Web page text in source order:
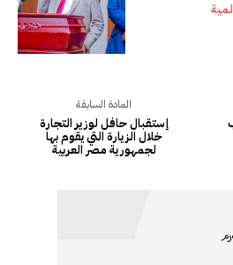
المادة السابقة
إستقبال حافل لوزير التجارة
خلال الزيارة التي يقوم بها
لجمهورية مصر العربية